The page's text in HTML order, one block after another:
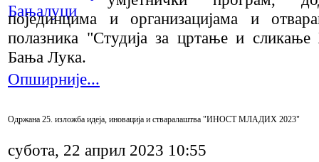
појединцима и организацијама и
полазника "Студија за цртање и
Бања Лука.
Опширније...
Одржана 25. изложба идеја, иновација и стваралаштва "ИНОСТ МЛАДИХ 2023"
субота, 22 април 2023 10:55